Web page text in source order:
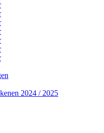
2024 / 2025